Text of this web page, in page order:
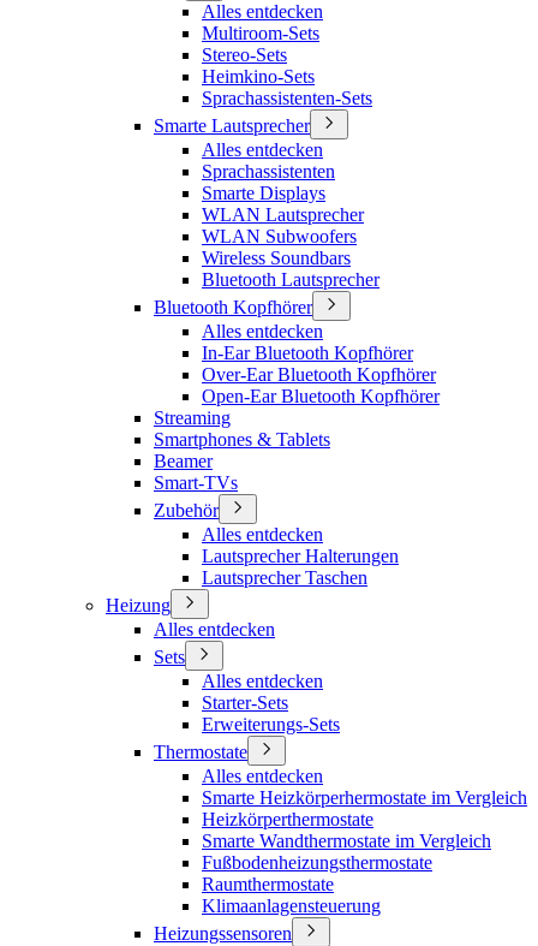
Alles entdecken
Multiroom-Sets
Stereo-Sets
Heimkino-Sets
Sprachassistenten-Sets
Smarte Lautsprecher
Alles entdecken
Sprachassistenten
Smarte Displays
WLAN Lautsprecher
WLAN Subwoofers
Wireless Soundbars
Bluetooth Lautsprecher
Bluetooth Kopfhörer
Alles entdecken
In-Ear Bluetooth Kopfhörer
Over-Ear Bluetooth Kopfhörer
Open-Ear Bluetooth Kopfhörer
Streaming
Smartphones & Tablets
Beamer
Smart-TVs
Zubehör
Alles entdecken
Lautsprecher Halterungen
Lautsprecher Taschen
Heizung
Alles entdecken
Sets
Alles entdecken
Starter-Sets
Erweiterungs-Sets
Thermostate
Alles entdecken
Smarte Heizkörperhermostate im Vergleich
Heizkörperthermostate
Smarte Wandthermostate im Vergleich
Fußbodenheizungsthermostate
Raumthermostate
Klimaanlagensteuerung
Heizungssensoren